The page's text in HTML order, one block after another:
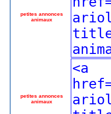
petites annonces
animaux
petites annonces
animaux